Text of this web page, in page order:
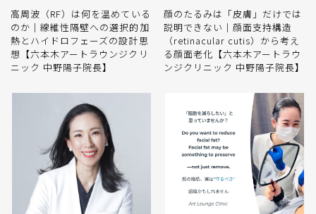
高周波（RF）は何を温めている
のか｜線維性隔壁への選択的加
熱とハイドロフェーズの設計思
想【六本木アートラウンジクリ
ニック 中野陽子院長】
顔のたるみは「皮膚」だけでは
説明できない｜顔面支持構造
（retinacular cutis）から考え
る顔面老化【六本木アートラウ
ンジクリニック 中野陽子院長】